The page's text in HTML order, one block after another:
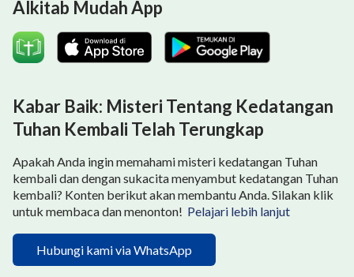
Alkitab Mudah App
Kabar Baik: Misteri Tentang Kedatangan
Tuhan Kembali Telah Terungkap
Apakah Anda ingin memahami misteri kedatangan Tuhan
kembali dan dengan sukacita menyambut kedatangan Tuhan
kembali? Konten berikut akan membantu Anda. Silakan klik
untuk membaca dan menonton! Pelajari lebih lanjut
Hubungi kami via WhatsApp